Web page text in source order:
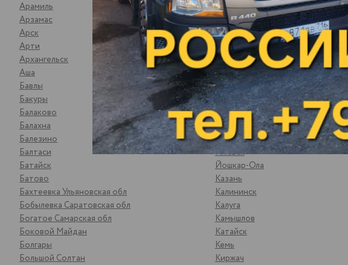
Арамиль
Арзамас
Арск
Арти
Архангельск
Аша
Бавлы
Бакуры
Балаково
Балахна
Балезино
Балтаси
Батайск
Батово
Бахтеевка Ульяновская обл
Бобылевка Саратовская обл
Богатое Самарская обл
Боковой Майдан
Болгары
Большой Солтан
Данилкино Саратовская обл
Демьяново
Дзержинск
Дягтерск
Екатеринбург
Елабуга
Жигулевск
Зарайск
Зеленодольск
Златоуст
Иваново
Ижевск
Йошкар-Ола
Казань
Калининск
Калуга
Камышлов
Катайск
Кемь
Киржач